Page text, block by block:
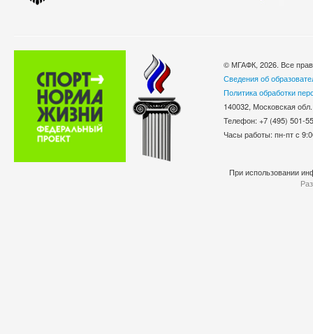
© МГАФК, 2026. Все
Сведения об
Политика обработки
140032, Московская
Телефон: +7 (495)
Часы работы: пн-пт с
При использовании